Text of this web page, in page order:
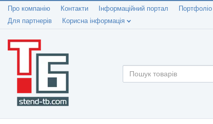
Про компанію Контакти Інформаційний портал Портфоліо
Для партнерів
Корисна інформація